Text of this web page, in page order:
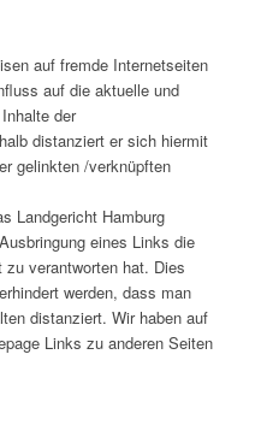
auf fremde Internetseiten
auf die aktuelle und
der
distanziert er sich hiermit
gelinkten /verknüpften
Landgericht Hamburg
eines Links die
verantworten hat. Dies
werden, dass man
distanziert. Wir haben auf
Links zu anderen Seiten